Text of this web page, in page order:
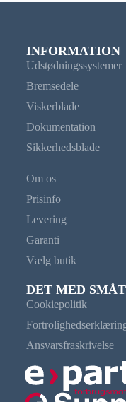
INFORMATION
Udstødningssystemer
Bremsedele
Viskerblade
Dokumentation
Sikkerhedsblade
Om os
Prisinfo
Levering
Garanti
Vælg butik
DET MED SMÅT
Cookiepolitik
Ansvarsfraskrivelse